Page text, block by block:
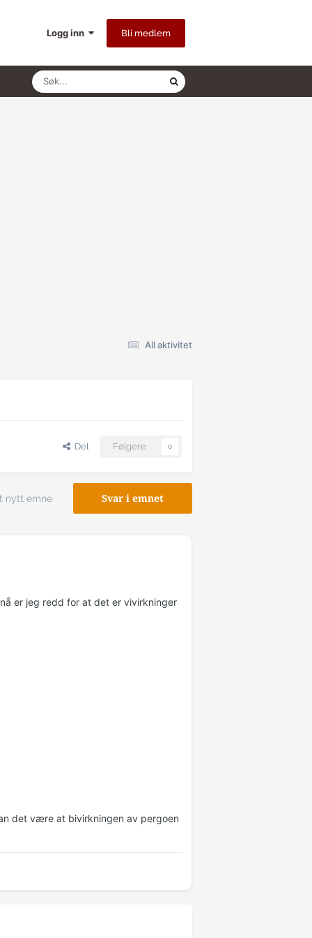
Logg inn Bli medlem
All aktivitet
Del Følgere 0
Svar i emnet
nytt emne
er jeg redd for at det er vivirkninger
det være at bivirkningen av pergoen